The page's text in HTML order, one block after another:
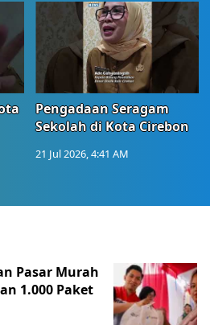
Pengadaan Seragam
Sekolah di Kota Cirebon
21 Jul 2026, 4:41 AM
Pasar Murah
1.000 Paket